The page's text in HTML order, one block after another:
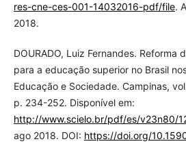
res-cne-ces-001-14032016-pdf/file.
2018.
DOURADO, Luiz Fernandes. Reforma
para a educação superior no Brasil
Educação e Sociedade. Campinas,
p. 234-252. Disponível em:
http://www.scielo.br/pdf/es/v23n80/
ago 2018. DOI: https://doi.org/